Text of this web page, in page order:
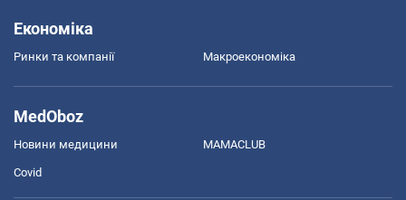
Економіка
Ринки та компанії Макроекономіка
MedOboz
Новини медицини MAMACLUB
Covid